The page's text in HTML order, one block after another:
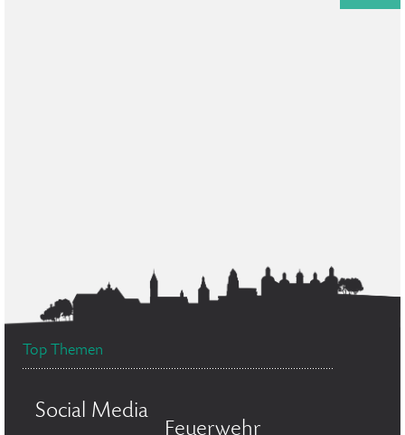
Top Themen
Social Media
Feuerwehr